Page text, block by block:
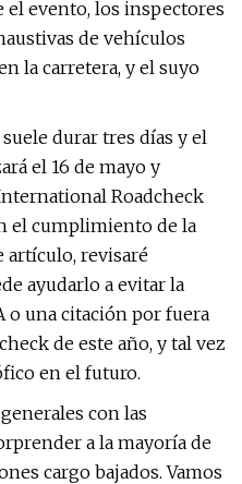
el evento, los inspectores
de vehículos
la carretera, y el suyo
durar tres días y el
el 16 de mayo y
Roadcheck
el cumplimiento de la
artículo, revisaré
ayudarlo a evitar la
o una citación por fuera
de este año, y tal vez
en el futuro.
con las
a la mayoría de
cargo bajados. Vamos